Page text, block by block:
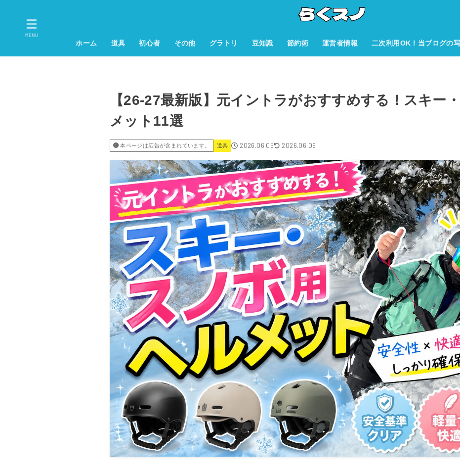
ホーム 道具 初心者 その他 グラトリ 豆知識 節約術 運営者情報 二次利用OK！当ブログの
MENU
【26-27最新版】元イントラがおすすめする！スキー
メット11選
本ページは広告が含まれています。 道具 2026.06.05 2026.06.06